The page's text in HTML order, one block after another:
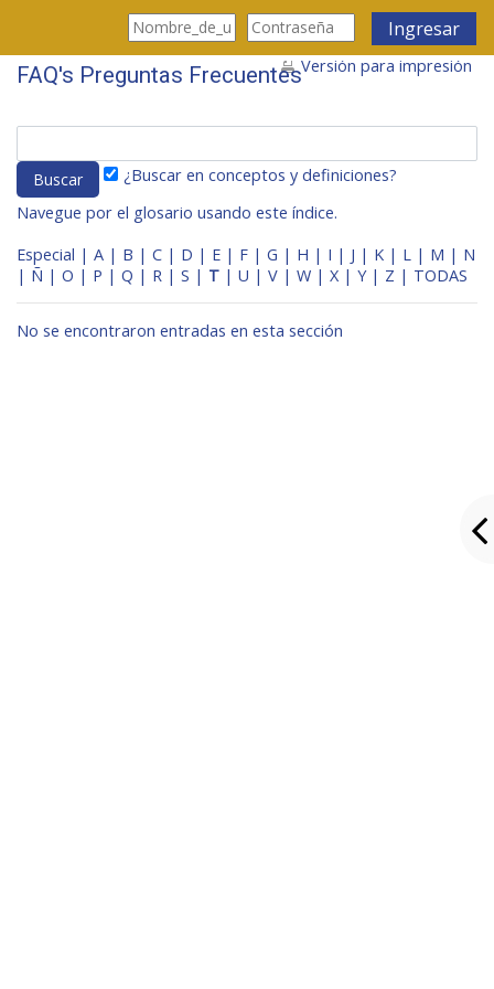
Saltar al contenido principal
Ingresar
FAQ's Preguntas FrecuentesVersión para impresión
¿Buscar en conceptos y definiciones?
Navegue por el glosario usando este índice.
Especial | A | B | C | D | E | F | G | H | I | J | K | L | M | N
| Ñ | O | P | Q | R | S | T | U | V | W | X | Y| Z | TODAS
No se encontraron entradas en esta sección